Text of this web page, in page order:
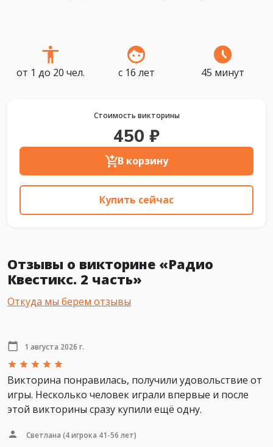
от 1 до 20 чел. с 16 лет 45 минут
Стоимость викторины
450 ₽
В корзину
Купить сейчас
Отзывы о викторине «Радио
Квестикс. 2 часть»
Откуда мы берем отзывы
1 августа 2026 г.
Викторина понравилась, получили удовольствие от
игры. Несколько человек играли впервые и после
этой викторины сразу купили ещё одну.
Светлана (4 игрока 41-56 лет)